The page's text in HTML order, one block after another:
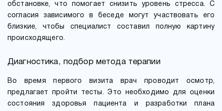
обстановке, что помогает снизить уровень стресса. С
согласия зависимого в беседе могут участвовать его
близкие, чтобы специалист составил полную картину
происходящего.
Диагностика, подбор метода терапии
Во время первого визита врач проводит осмотр,
предлагает пройти тесты. Это необходимо для оценки
состояния здоровья пациента и разработки плана